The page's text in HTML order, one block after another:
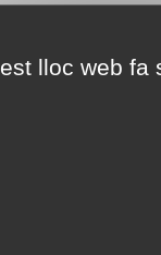
lloc web fa